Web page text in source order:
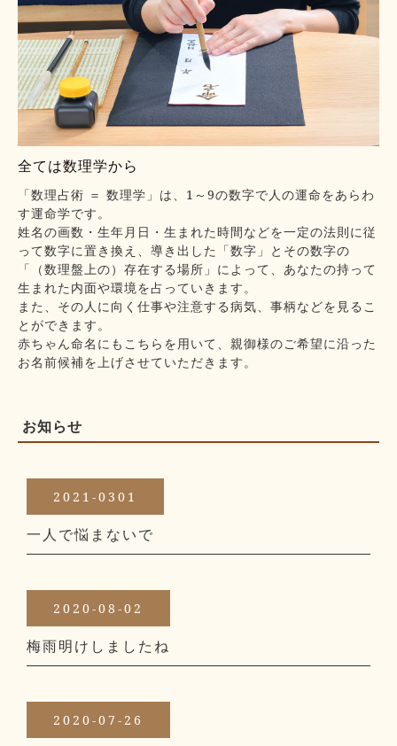
全ては数理学から
「数理占術 ＝ 数理学」は、1～9の数字で人の運命をあらわ
す運命学です。
姓名の画数・生年月日・生まれた時間などを一定の法則に従
って数字に置き換え、導き出した「数字」とその数字の
「（数理盤上の）存在する場所」によって、あなたの持って
生まれた内面や環境を占っていきます。
また、その人に向く仕事や注意する病気、事柄などを見るこ
とができます。
赤ちゃん命名にもこちらを用いて、親御様のご希望に沿った
お名前候補を上げさせていただきます。
お知らせ
2021-0301
一人で悩まないで
2020-08-02
梅雨明けしましたね
2020-07-26